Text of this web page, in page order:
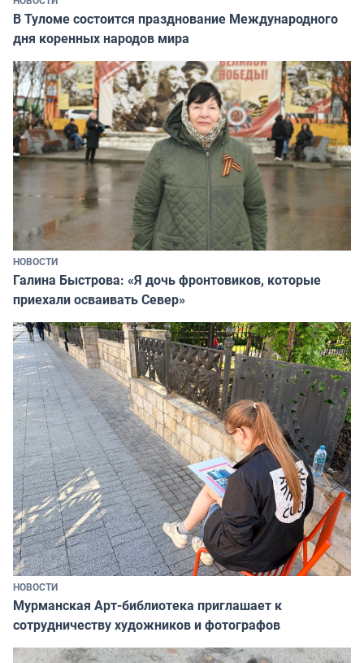
В Туломе состоится празднование Международного
дня коренных народов мира
НОВОСТИ
Галина Быстрова: «Я дочь фронтовиков, которые
приехали осваивать Север»
НОВОСТИ
Мурманская Арт-библиотека приглашает к
сотрудничеству художников и фотографов